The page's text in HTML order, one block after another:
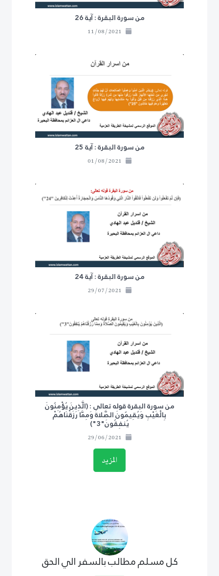
من سورة البقرة : آية 26
من سورة البقرة : آية 25
من سورة البقرة : آية 24
من سورة البقرة قوله تعالى : (الَّذِينَ يُؤْمِنُونَ
بِالْغَيْبِ وَيُقِيمُونَ الصَّلاةَ وَمِمَّا رَزَقْنَاهُمْ
يُنفِقُونَ"3")
المزيد
كل مسلم مطالب بالسفر الي الحق